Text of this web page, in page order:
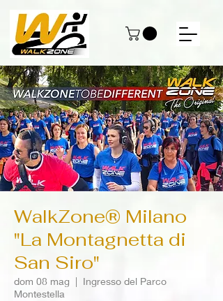
WalkZone® Milano
"La Montagnetta di
San Siro"
dom 08 mag
  |
Ingresso del Parco
Montestella